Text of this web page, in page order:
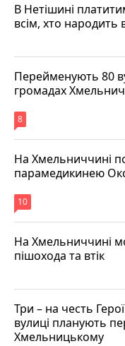
В Нетішині
всім, хто народить в
Перейменують 80
громадах
8
На Хмельниччині
парамедикинею
10
На Хмельниччині
пішохода та втік
Три – на честь
вулиці планують
Хмельницькому